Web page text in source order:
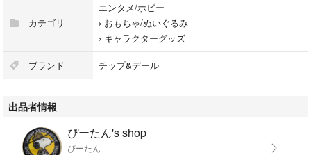
カテゴリ
エンタメ/ホビー
› おもちゃ/ぬいぐるみ
› キャラクターグッズ
ブランド チップ&デール
出品者情報
ぴーたん's shop
ぴーたん